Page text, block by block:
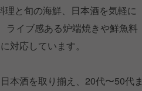
と旬の海鮮、日本酒を気軽に
ライブ感ある炉端焼きや鮮魚料
対応しています。
本酒を取り揃え、20代〜50代ま